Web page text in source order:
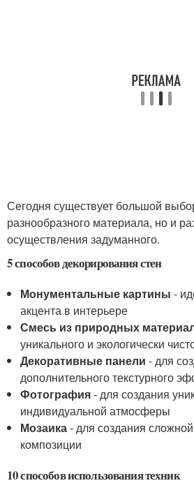
Сегодня существует большой
разнообразного материала, но и
осуществления задуманного.
5 способов декорирования стен
Монументальные картины -
акцента в интерьере
Смесь из природных
уникального и экологически
Декоративные панели - для
дополнительного текстурного
Фотография- для создания
индивидуальной атмосферы
Мозаика- для создания
композиции
10 способов использования техник